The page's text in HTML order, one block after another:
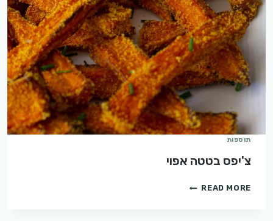
תוספות
צ'יפס בטטה אפוי
READ MOREצ'יפס